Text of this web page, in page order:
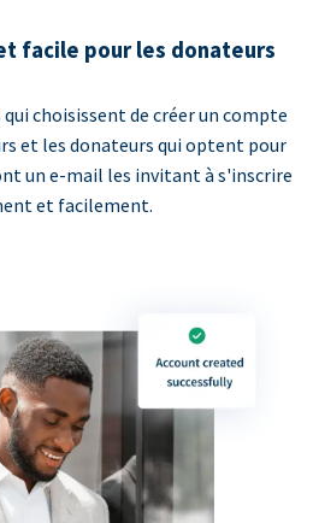
facile pour les donateurs
choisissent de créer un compte
et les donateurs qui optent pour
un e-mail les invitant à s'inscrire
et facilement.